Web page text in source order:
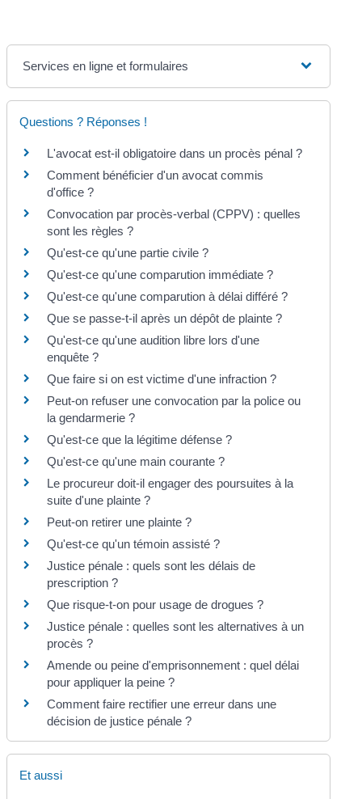
Services en ligne et formulaires
Questions ? Réponses !
L'avocat est-il obligatoire dans un procès pénal ?
Comment bénéficier d'un avocat commis
d'office ?
Convocation par procès-verbal (CPPV) : quelles
sont les règles ?
Qu'est-ce qu'une partie civile ?
Qu'est-ce qu'une comparution immédiate ?
Qu'est-ce qu'une comparution à délai différé ?
Que se passe-t-il après un dépôt de plainte ?
Qu'est-ce qu'une audition libre lors d'une
enquête ?
Que faire si on est victime d'une infraction ?
Peut-on refuser une convocation par la police ou
la gendarmerie ?
Qu'est-ce que la légitime défense ?
Qu'est-ce qu'une main courante ?
Le procureur doit-il engager des poursuites à la
suite d'une plainte ?
Peut-on retirer une plainte ?
Qu'est-ce qu'un témoin assisté ?
Justice pénale : quels sont les délais de
prescription ?
Que risque-t-on pour usage de drogues ?
Justice pénale : quelles sont les alternatives à un
procès ?
Amende ou peine d'emprisonnement : quel délai
pour appliquer la peine ?
Comment faire rectifier une erreur dans une
décision de justice pénale ?
Et aussi